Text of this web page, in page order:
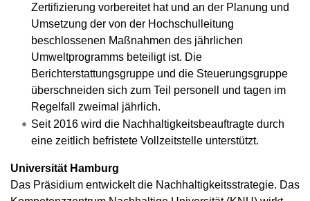
Zertifizierung vorbereitet hat und an der Planung und
Umsetzung der von der Hochschulleitung
beschlossenen Maßnahmen des jährlichen
Umweltprogramms beteiligt ist. Die
Berichterstattungsgruppe und die Steuerungsgruppe
überschneiden sich zum Teil personell und tagen im
Regelfall zweimal jährlich.
Seit 2016 wird die Nachhaltigkeitsbeauftragte durch
eine zeitlich befristete Vollzeitstelle unterstützt.
Universität Hamburg
Das Präsidium entwickelt die Nachhaltigkeitsstrategie. Das